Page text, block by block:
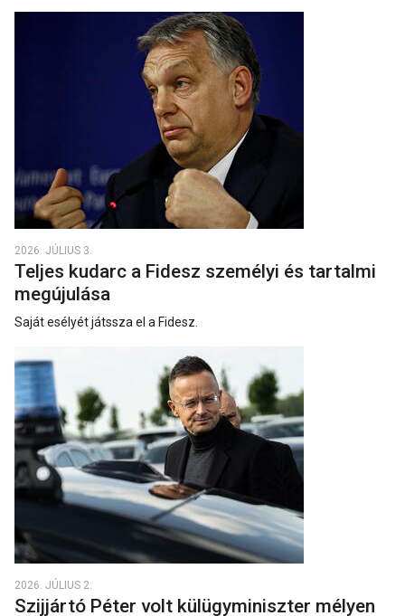
2026. JÚLIUS 3.
Teljes kudarc a Fidesz személyi és tartalmi
megújulása
Saját esélyét játssza el a Fidesz.
2026. JÚLIUS 2.
Szijjártó Péter volt külügyminiszter mélyen